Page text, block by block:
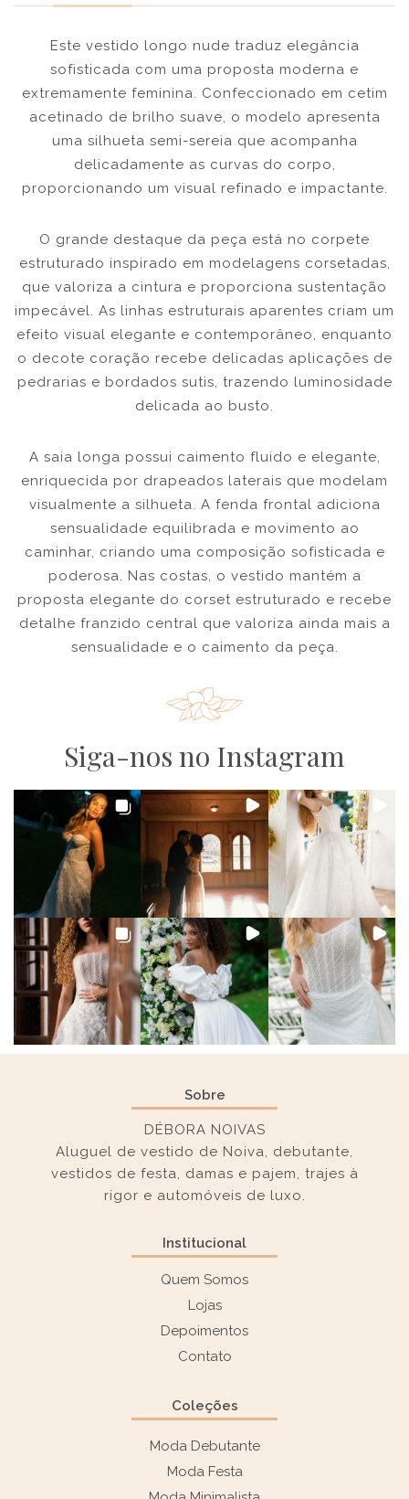
Este vestido longo nude traduz elegância
sofisticada com uma proposta moderna e
extremamente feminina. Confeccionado em cetim
acetinado de brilho suave, o modelo apresenta
uma silhueta semi-sereia que acompanha
delicadamente as curvas do corpo,
proporcionando um visual refinado e impactante.
O grande destaque da peça está no corpete
estruturado inspirado em modelagens corsetadas,
que valoriza a cintura e proporciona sustentação
impecável. As linhas estruturais aparentes criam um
efeito visual elegante e contemporâneo, enquanto
o decote coração recebe delicadas aplicações de
pedrarias e bordados sutis, trazendo luminosidade
delicada ao busto.
A saia longa possui caimento fluido e elegante,
enriquecida por drapeados laterais que modelam
visualmente a silhueta. A fenda frontal adiciona
sensualidade equilibrada e movimento ao
caminhar, criando uma composição sofisticada e
poderosa. Nas costas, o vestido mantém a
proposta elegante do corset estruturado e recebe
detalhe franzido central que valoriza ainda mais a
sensualidade e o caimento da peça.
Siga-nos no Instagram
Sobre
DÉBORA NOIVAS
Aluguel de vestido de Noiva, debutante,
vestidos de festa, damas e pajem, trajes à
rigor e automóveis de luxo.
Institucional
Quem Somos
Lojas
Depoimentos
Contato
Coleções
Moda Debutante
Moda Festa